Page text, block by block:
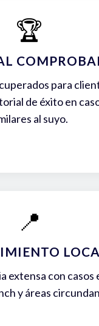
🏆
para
de éxito en
al suyo.
📍
extensa con casos
y áreas